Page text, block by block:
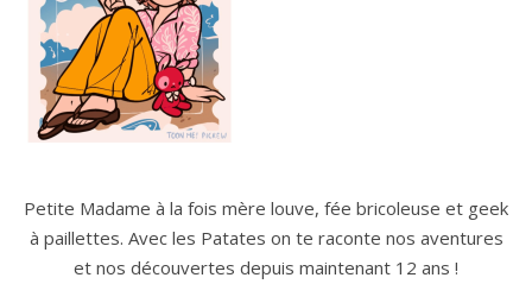
Petite Madame à la fois mère louve, fée bricoleuse et geek
à paillettes. Avec les Patates on te raconte nos aventures
et nos découvertes depuis maintenant 12 ans !